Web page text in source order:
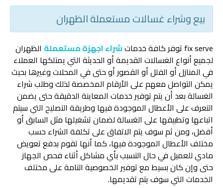
بيع وشراء غسالات مستعملة الظهران
fix serve توفر كافة خدمات شراء اجهزة مستعملة الظهران
لجميع أنواع الغسالات القديمة أو الحديثة التي يمتلكها العملاء
في المنازل أو الفلل أو القصور أو حتى في المحلات وغيرها بحيث
يمكن التواصل معهم على الأرقام المخصصة لذلك وطلب شراء
الغسالة بعد أن يتم توفير خدمات المعاينة الدقيقة حتى يضمن
التعرف على الأعطال الموجودة فيها وطريقة التصليح التي سيتم
اتباعها وتطبيقها على الغسالة لضمان تشغيلها مثل السابق أو
أفضل، ومن ثم سوف يتم الاتفاق على تكلفة الشراء حسب
مختلف الأعطال الموجودة فيها، كما أنها تقوم بدفع تعويض
مادي للعميل في حال التسبب بأي مشاكل أثناء فحص الجهاز
حتى وإن كان بسيط مع توفير الخصوصية التامة على مختلف
الخدمات التي سوف يتم تقديمها.